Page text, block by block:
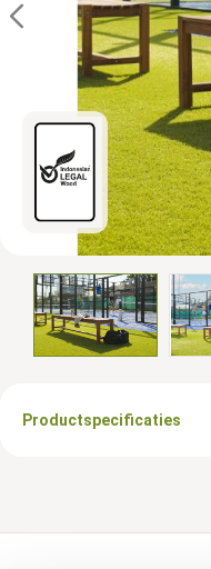
Productspecificaties